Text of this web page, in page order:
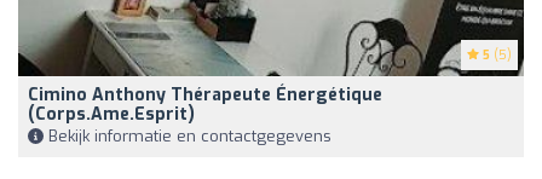
5 (5)
Cimino Anthony Thérapeute Énergétique
(Corps.Ame.Esprit)
Bekijk informatie en contactgegevens